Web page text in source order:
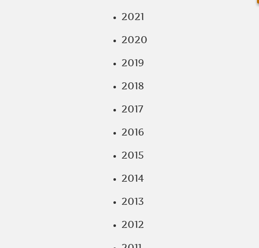
2021
2020
2019
2018
2017
2016
2015
2014
2013
2012